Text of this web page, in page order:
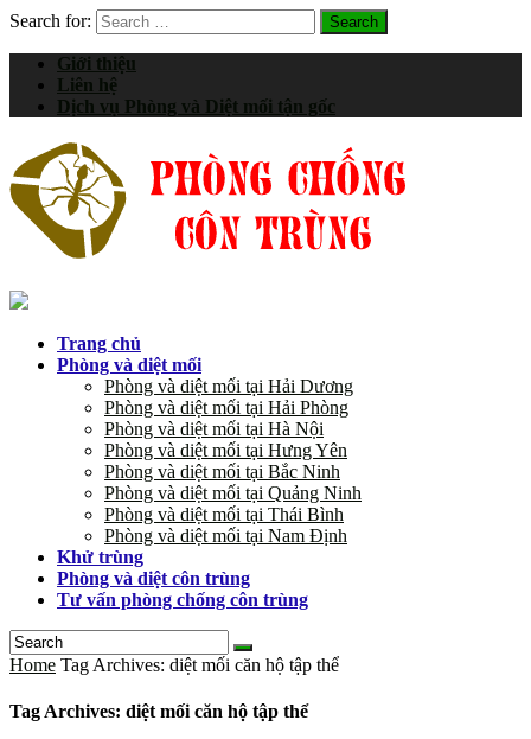
Search for:
Giới thiệu
Liên hệ
Dịch vụ Phòng và Diệt mối tận gốc
Trang chủ
Phòng và diệt mối
Phòng và diệt mối tại Hải Dương
Phòng và diệt mối tại Hải Phòng
Phòng và diệt mối tại Hà Nội
Phòng và diệt mối tại Hưng Yên
Phòng và diệt mối tại Bắc Ninh
Phòng và diệt mối tại Quảng Ninh
Phòng và diệt mối tại Thái Bình
Phòng và diệt mối tại Nam Định
Khử trùng
Phòng và diệt côn trùng
Tư vấn phòng chống côn trùng
Home Tag Archives: diệt mối căn hộ tập thể
Tag Archives: diệt mối căn hộ tập thể